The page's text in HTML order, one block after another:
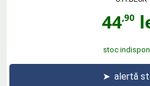
44,90
stoc
➤ alertă